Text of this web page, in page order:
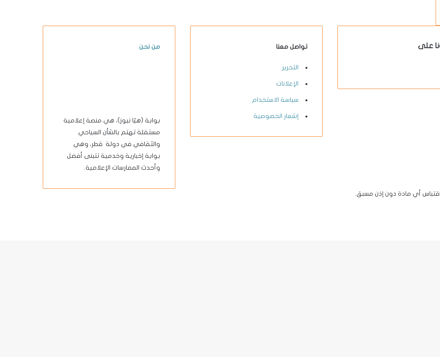
من نحن
بوابة (هيّا نيوز)، هي منصة إعلامية
مستقلة تهتم بالشأن السياحي
والثقافي في دولة قطر، وهي
بوابة إخبارية وخدمية تتبنى أفضل
وأحدث الممارسات الإعلامية.
تواصل معنا
التحرير
الإعلانات
سياسة الاستخدام
إشعار الخصوصية
على